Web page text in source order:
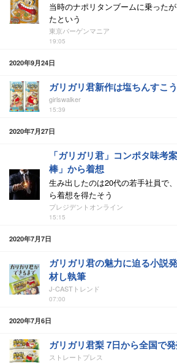
当時のナポリタンブームに乗った
たという
東京バーゲンマニア
19:05
2020年9月24日
ガリガリ君新作は塩ちんすこ
girlswalker
15:39
2020年7月27日
「ガリガリ君」コンポタ味考
棒」から着想
生み出したのは20代の若手社員で
ら着想を得たそう
プレジデントオンライン
15:15
2020年7月7日
ガリガリ君の魅力に迫る小説
材し執筆
J-CASTトレンド
07:00
2020年7月6日
ガリガリ君梨 7日から全国で
ストレートプレス